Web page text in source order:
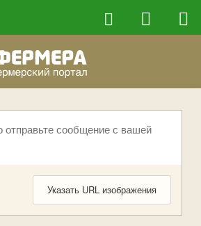
отправьте сообщение с вашей
Указать URL изображения